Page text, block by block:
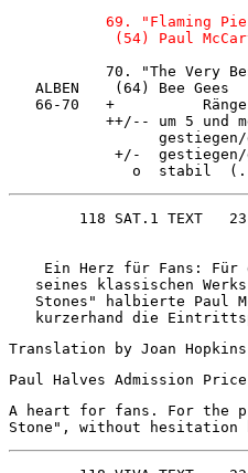
69.
(54) Paul
70. "The Very
ALBEN    (64) Bee Gees
66-70   +
++/-- um 5
+/-
o  stabil
Ein Herz für Fans: Für
seines klassischen
Stones" halbierte
Translation by Joan
Paul Halves Admission Price
A heart for fans. For the
Stone", without hesitation